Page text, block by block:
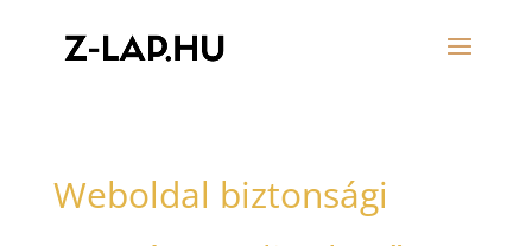
Weboldal biztonsági